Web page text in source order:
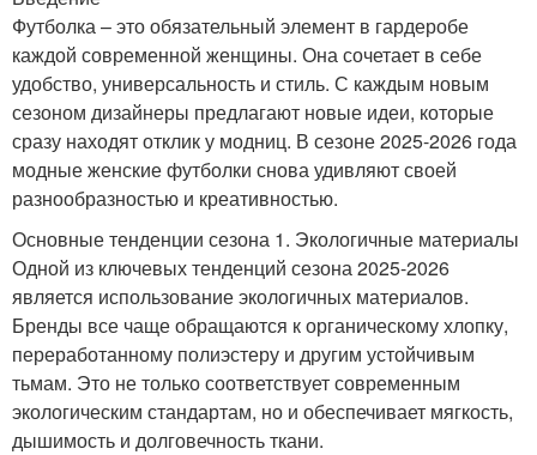
Футболка – это обязательный элемент в гардеробе
каждой современной женщины. Она сочетает в себе
удобство, универсальность и стиль. С каждым новым
сезоном дизайнеры предлагают новые идеи, которые
сразу находят отклик у модниц. В сезоне 2025-2026 года
модные женские футболки снова удивляют своей
разнообразностью и креативностью.
Основные тенденции сезона 1. Экологичные материалы
Одной из ключевых тенденций сезона 2025-2026
является использование экологичных материалов.
Бренды все чаще обращаются к органическому хлопку,
переработанному полиэстеру и другим устойчивым
тьмам. Это не только соответствует современным
экологическим стандартам, но и обеспечивает мягкость,
дышимость и долговечность ткани.